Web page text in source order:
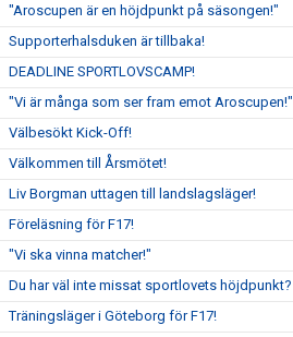
"Aroscupen är en höjdpunkt på säsongen!"
Supporterhalsduken är tillbaka!
DEADLINE SPORTLOVSCAMP!
"Vi är många som ser fram emot Aroscupen!"
Välbesökt Kick-Off!
Välkommen till Årsmötet!
Liv Borgman uttagen till landslagsläger!
Föreläsning för F17!
"Vi ska vinna matcher!"
Du har väl inte missat sportlovets höjdpunkt?
Träningsläger i Göteborg för F17!